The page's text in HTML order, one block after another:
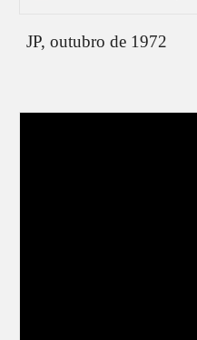
JP,outubro de 1972